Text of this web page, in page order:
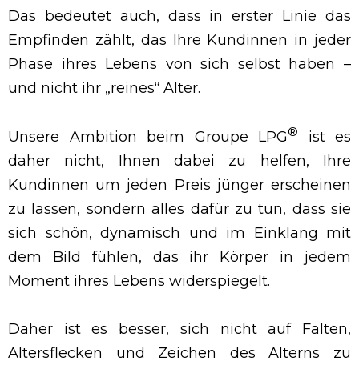
Das bedeutet auch, dass in erster Linie das
Empfinden zählt, das Ihre Kundinnen in jeder
Phase ihres Lebens von sich selbst haben –
und nicht ihr „reines“ Alter.
Unsere Ambition beim Groupe LPG®
ist es
daher nicht, Ihnen dabei zu helfen, Ihre
Kundinnen um jeden Preis jünger erscheinen
zu lassen, sondern alles dafür zu tun, dass sie
sich schön, dynamisch und im Einklang mit
dem Bild fühlen, das ihr Körper in jedem
Moment ihres Lebens widerspiegelt.
Daher ist es besser, sich nicht auf Falten,
Altersflecken und Zeichen des Alterns zu